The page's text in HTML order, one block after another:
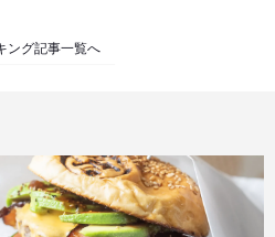
ング記事一覧へ